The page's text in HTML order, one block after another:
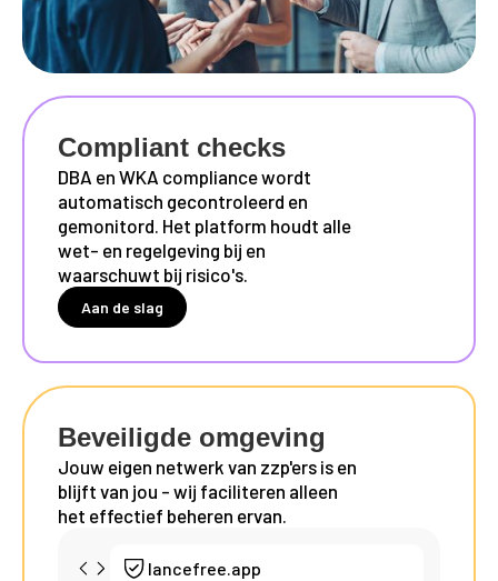
Compliant checks
DBA en WKA compliance wordt
automatisch gecontroleerd en
gemonitord. Het platform houdt alle
wet- en regelgeving bij en
waarschuwt bij risico's.
Aan de slag
Beveiligde omgeving
Jouw eigen netwerk van zzp'ers is en
blijft van jou - wij faciliteren alleen
het effectief beheren ervan.
lancefree.app